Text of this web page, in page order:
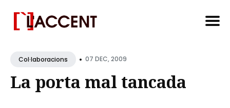
forCol·laboracions • 07 DEC, 2009
La porta mal tancada